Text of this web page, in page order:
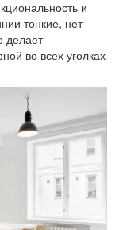
и
тонкие, нет
делает
во всех уголках